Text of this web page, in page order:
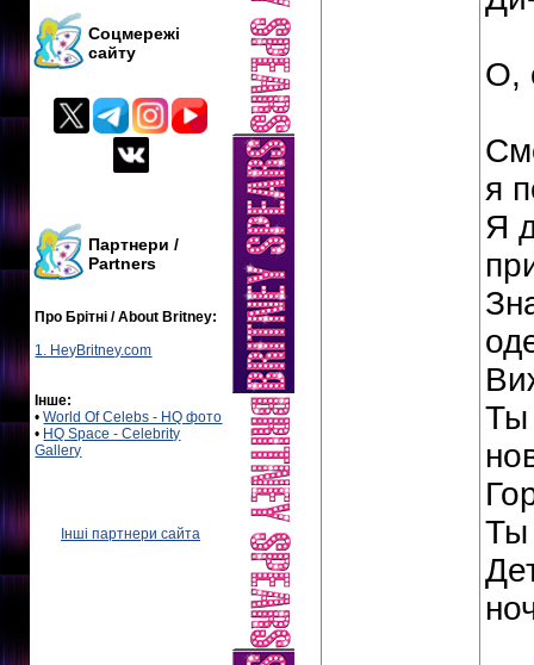
Соцмережі
сайту
Партнери /
Partners
Про Брітні / About Britney:
1. HeyBritney.com
Інше:
•World Of Celebs - HQ фото
• HQ Space - Celebrity
Gallery
Інші партнери сайта
О,
я
Я
Ты
Ты